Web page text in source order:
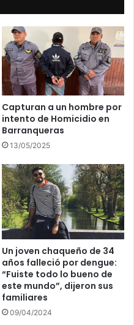
Capturan a un hombre por
intento de Homicidio en
Barranqueras
13/05/2025
Un joven chaqueño de 34
años falleció por dengue:
“Fuiste todo lo bueno de
este mundo”, dijeron sus
familiares
09/04/2024